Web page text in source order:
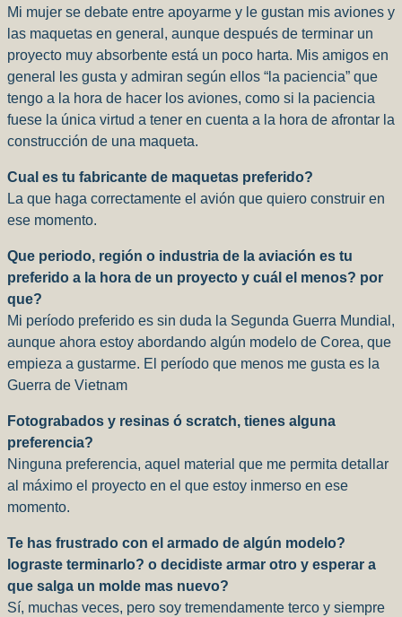
Mi mujer se debate entre apoyarme y le gustan mis aviones y
las maquetas en general, aunque después de terminar un
proyecto muy absorbente está un poco harta. Mis amigos en
general les gusta y admiran según ellos “la paciencia” que
tengo a la hora de hacer los aviones, como si la paciencia
fuese la única virtud a tener en cuenta a la hora de afrontar la
construcción de una maqueta.
Cual es tu fabricante de maquetas preferido?
La que haga correctamente el avión que quiero construir en
ese momento.
Que periodo, región o industria de la aviación es tu
preferido a la hora de un proyecto y cuál el menos? por
que?
Mi período preferido es sin duda la Segunda Guerra Mundial,
aunque ahora estoy abordando algún modelo de Corea, que
empieza a gustarme. El período que menos me gusta es la
Guerra de Vietnam
Fotograbados y resinas ó scratch, tienes alguna
preferencia?
Ninguna preferencia, aquel material que me permita detallar
al máximo el proyecto en el que estoy inmerso en ese
momento.
Te has frustrado con el armado de algún modelo?
lograste terminarlo? o decidiste armar otro y esperar a
que salga un molde mas nuevo?
Sí, muchas veces, pero soy tremendamente terco y siempre